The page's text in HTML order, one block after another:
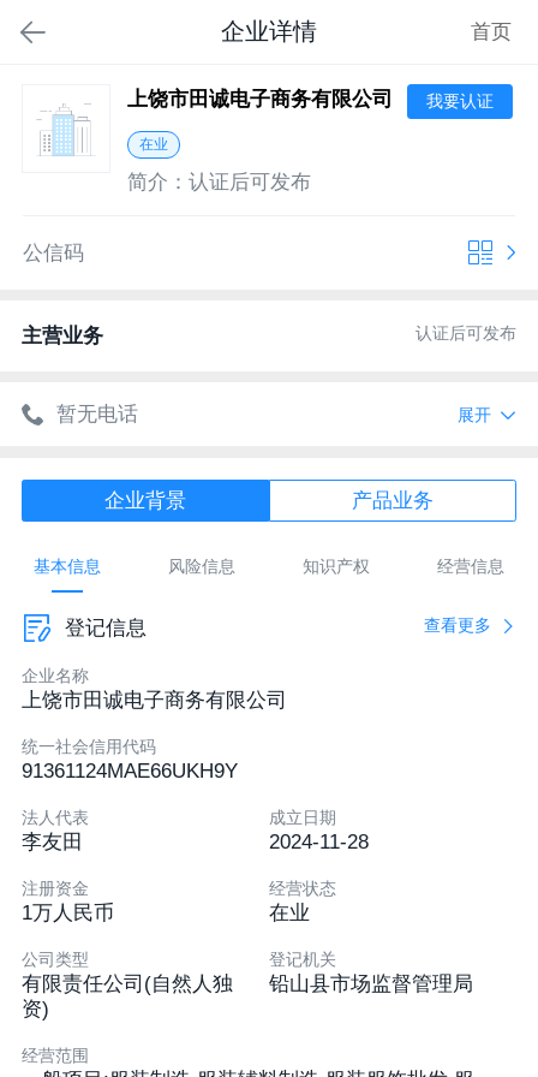
企业详情 首页
上饶市田诚电子商务有限公司 我要认证
在业
简介： 认证后可发布
公信码
主营业务 认证后可发布
暂无电话
暂无网址
江西省上饶市铅山县河口镇九阳大道28号电子商务
创业园1109号
认证后可发布
展开
企业背景 产品业务
基本信息 风险信息 知识产权 经营信息
登记信息 查看更多
企业名称
上饶市田诚电子商务有限公司
统一社会信用代码
91361124MAE66UKH9Y
法人代表
李友田
成立日期
2024-11-28
注册资金
1万人民币
经营状态
在业
公司类型
有限责任公司(自然人独
资)
登记机关
铅山县市场监督管理局
经营范围